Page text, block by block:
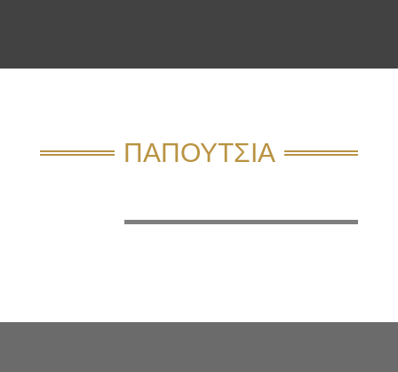
ΠΑΠΟΥΤΣΙΑ